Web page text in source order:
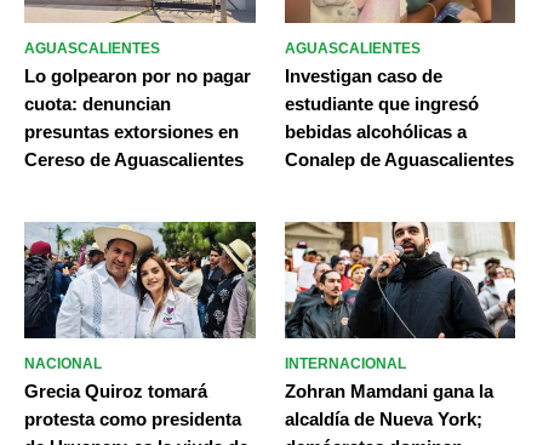
AGUASCALIENTES
Lo golpearon por no pagar
cuota: denuncian
presuntas extorsiones en
Cereso de Aguascalientes
AGUASCALIENTES
Investigan caso de
estudiante que ingresó
bebidas alcohólicas a
Conalep de Aguascalientes
NACIONAL
Grecia Quiroz tomará
protesta como presidenta
INTERNACIONAL
Zohran Mamdani gana la
alcaldía de Nueva York;